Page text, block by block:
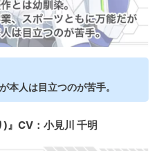
本人は目立つのが苦手。
』CV：小見川 千明